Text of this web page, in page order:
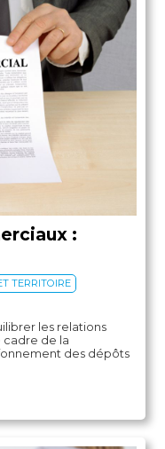
:
TERRITOIRE
les relations
cadre de la
des dépôts